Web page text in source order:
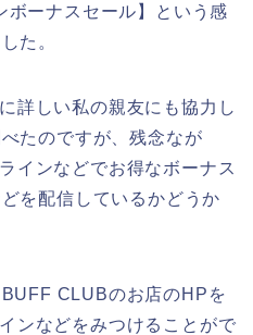
ーナスセール】という感
た。
詳しい私の親友にも協力し
たのですが、残念なが
インなどでお得なボーナス
を配信しているかどうか
CLUBのお店のHPを
ンなどをみつけることがで